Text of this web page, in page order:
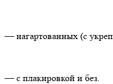
— нагартованных (с
— с плакировкой и без.